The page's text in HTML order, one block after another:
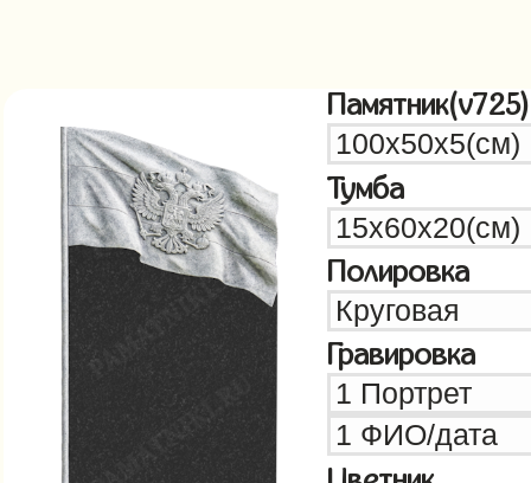
Памятник(v725)
Тумба
Полировка
Гравировка